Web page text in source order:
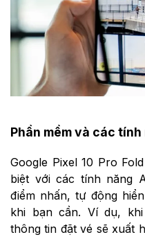
Phần mềm và các tính
Google Pixel 10 Pro
biệt với các tính năng
điểm nhấn, tự động
khi bạn cần. Ví dụ,
thông tin đặt vé sẽ xuất